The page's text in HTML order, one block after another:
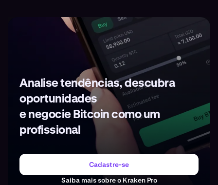
Analise tendências, descubra
oportunidades
e negocie Bitcoin como um
profissional
Cadastre-se
Saiba mais sobre o Kraken Pro